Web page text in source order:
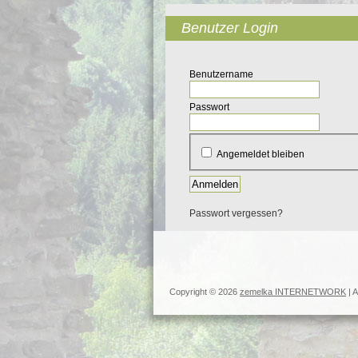
Benutzer Login
Benutzername
Passwort
Angemeldet bleiben
Anmelden
Passwort vergessen?
Copyright © 2026 zemelka INTERNETWORK |